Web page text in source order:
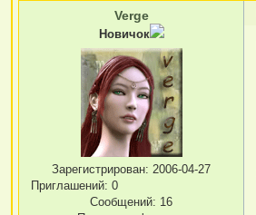
Verge
Новичок
Зарегистрирован: 2006-04-27
Приглашений: 0
Сообщений: 16